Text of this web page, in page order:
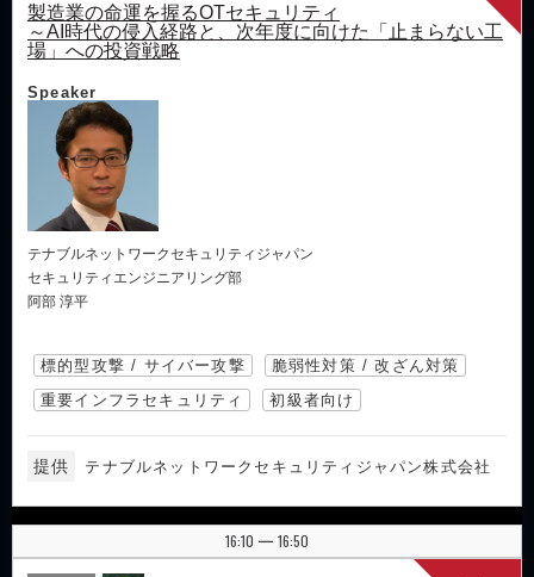
製造業の命運を握るOTセキュリティ
～AI時代の侵入経路と、次年度に向けた「止まらない工
場」への投資戦略
Speaker
テナブルネットワークセキュリティジャパン
セキュリティエンジニアリング部
阿部 淳平
標的型攻撃 / サイバー攻撃
脆弱性対策 / 改ざん対策
重要インフラセキュリティ
初級者向け
提供 テナブルネットワークセキュリティジャパン株式会社
16:10 | 16:50